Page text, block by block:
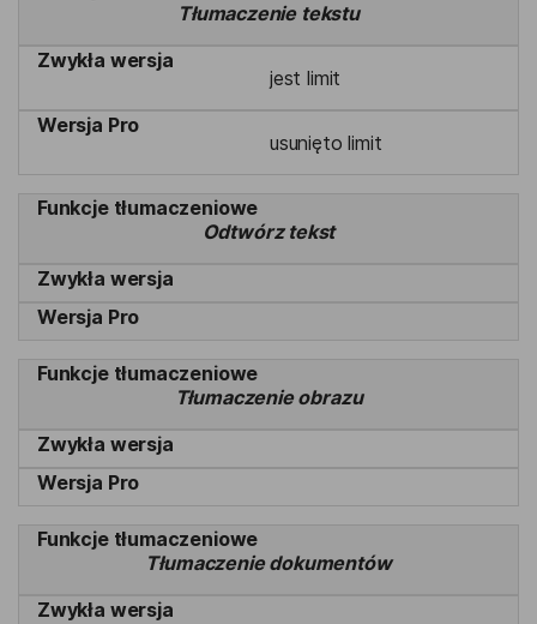
Tłumaczenie tekstu
jest limit
usunięto limit
Odtwórz tekst
Tłumaczenie obrazu
Tłumaczenie dokumentów